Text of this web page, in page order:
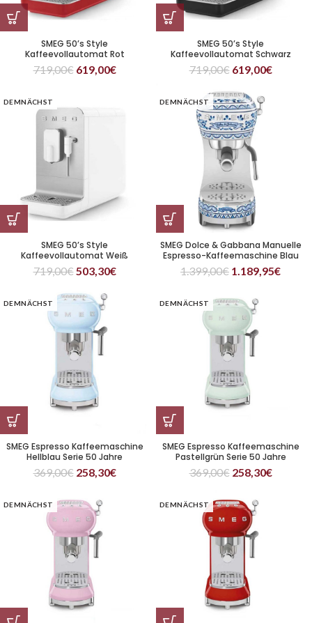
SMEG 50’s Style
Kaffeevollautomat Rot
719,00€ 619,00€
SMEG 50’s Style
Kaffeevollautomat Schwarz
719,00€ 619,00€
DEMNÄCHST
SMEG 50’s Style
Kaffeevollautomat Weiß
719,00€ 503,30€
DEMNÄCHST
SMEG Dolce & Gabbana Manuelle
Espresso-Kaffeemaschine Blau
1.399,00€ 1.189,95€
DEMNÄCHST
SMEG Espresso Kaffeemaschine
Hellblau Serie 50 Jahre
369,00€ 258,30€
DEMNÄCHST
SMEG Espresso Kaffeemaschine
Pastellgrün Serie 50 Jahre
369,00€ 258,30€
DEMNÄCHST DEMNÄCHST